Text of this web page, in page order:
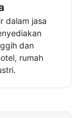
dalam jasa
dan
rumah